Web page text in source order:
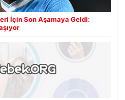
İçin Son Aşamaya Geldi: